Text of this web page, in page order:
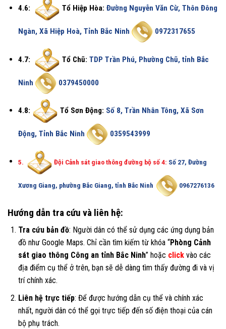
4.6: Tổ Hiệp Hòa: Đường Nguyễn Văn Cừ, Thôn Đông
Ngàn, Xã Hiệp Hoà, Tỉnh Bắc Ninh 0972317655
4.7: Tổ Chũ: TDP Trần Phú, Phường Chũ, tỉnh Bắc
Ninh 0379450000
4.8: Tổ Sơn Động: Số 8, Trần Nhân Tông, Xã Sơn
Động, Tỉnh Bắc Ninh 0359543999
5. Đội Cảnh sát giao thông đường bộ số 4: Số 27, Đường
Xương Giang, phường Bắc Giang, tỉnh Bắc Ninh 0967276136
Hướng dẫn tra cứu và liên hệ:
Tra cứu bản đồ: Người dân có thể sử dụng các ứng dụng bản
đồ như Google Maps. Chỉ cần tìm kiếm từ khóa “Phòng Cảnh
sát giao thông Công an tỉnh Bắc Ninh” hoặc click vào các
địa điểm cụ thể ở trên, bạn sẽ dễ dàng tìm thấy đường đi và vị
trí chính xác.
Liên hệ trực tiếp: Để được hướng dẫn cụ thể và chính xác
nhất, người dân có thể gọi trực tiếp đến số điện thoại của cán
bộ phụ trách.